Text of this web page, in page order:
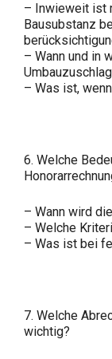
– Inwieweit ist
Bausubstanz
– Wann und in
– Was ist,
6. Welche
– Wann wird
– Welche
– Was ist bei
7. Welche
wichtig?